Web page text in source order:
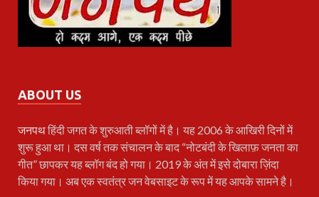
ABOUT US
जनपथहिंदी जगत के शुरुआती ब्लॉगों में है। यह 2006 के आखिरी दिनों में
शुरू हुआ था। दस वर्ष तक संचालन के बाद “नोटबंदी के खिलाफ़ जनता का
गीत” छापकर यह ब्लॉग बंद हो गया। 2019 के अंत में इसे दोबारा ज़िंदा
किया गया। अब एक स्वतंत्र जन वेबसाइट के रूप में यह आपके सामने है।